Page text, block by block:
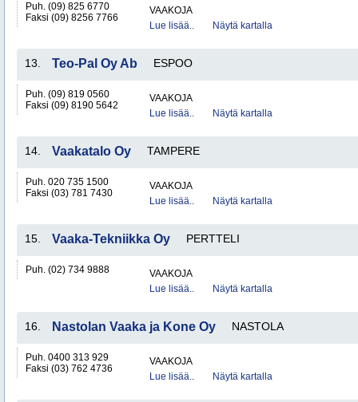
Puh. (09) 825 6770
Faksi (09) 8256 7766
VAAKOJA
Lue lisää..
Näytä kartalla
13. Teo-Pal Oy Ab ESPOO
Puh. (09) 819 0560
Faksi (09) 8190 5642
VAAKOJA
Lue lisää..
Näytä kartalla
14. Vaakatalo Oy TAMPERE
Puh. 020 735 1500
Faksi (03) 781 7430
VAAKOJA
Lue lisää..
Näytä kartalla
15. Vaaka-Tekniikka Oy PERTTELI
Puh. (02) 734 9888
VAAKOJA
Lue lisää..
Näytä kartalla
16. Nastolan Vaaka ja Kone Oy NASTOLA
Puh. 0400 313 929
Faksi (03) 762 4736
VAAKOJA
Lue lisää..
Näytä kartalla